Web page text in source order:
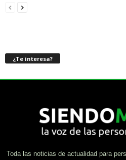
¿Te interesa?
Toda las noticias de actualidad para